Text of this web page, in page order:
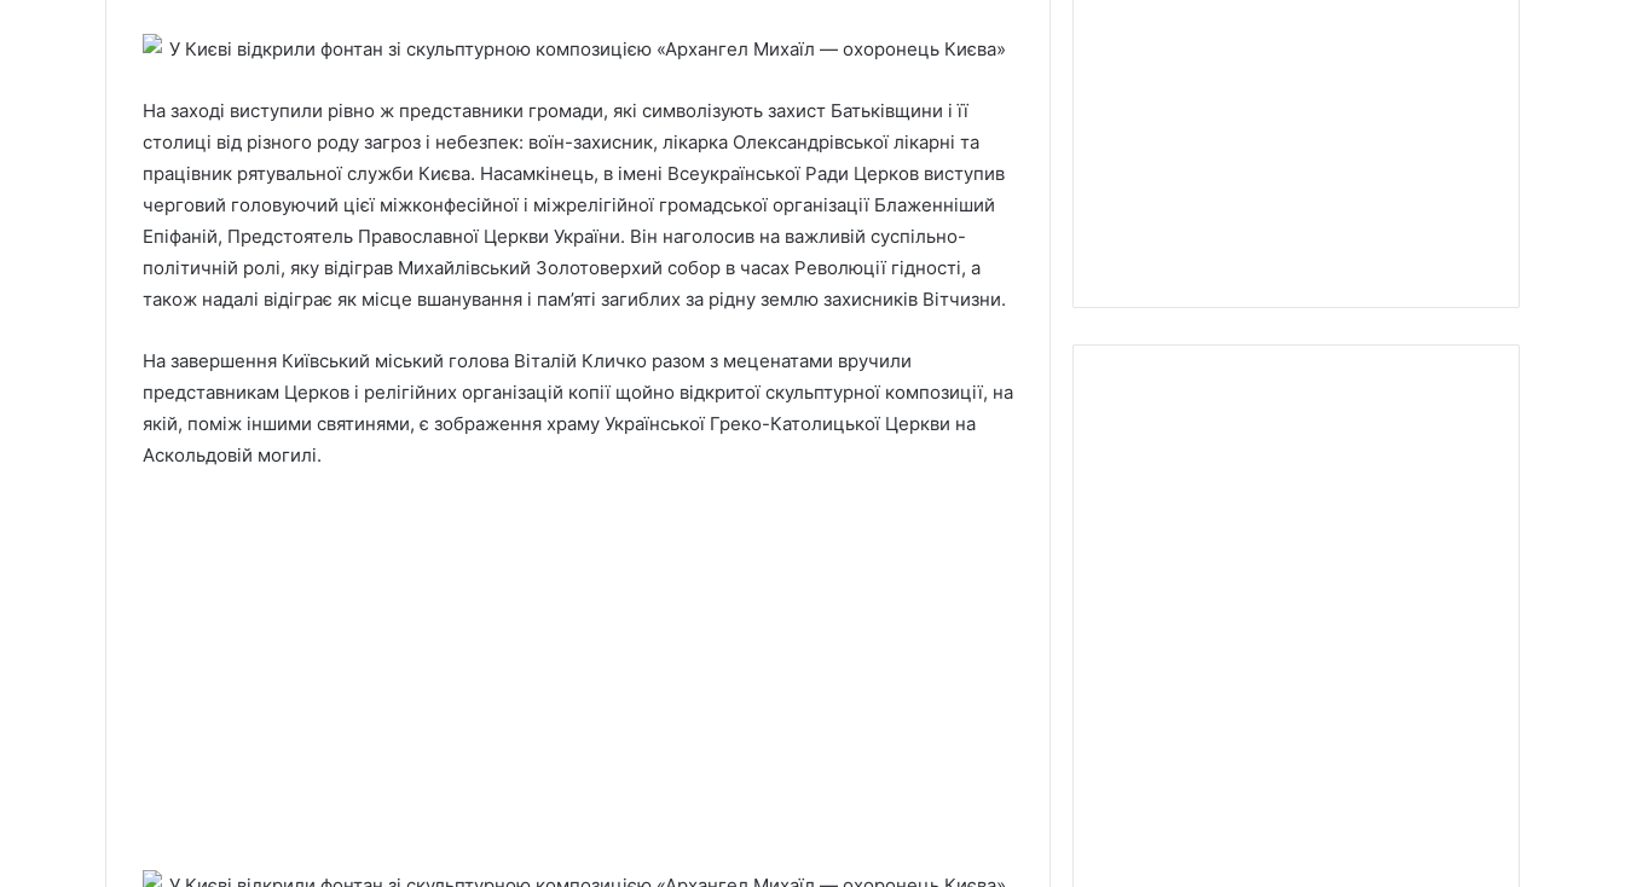
На заході виступили рівно ж представники громади, які символізують захист Батьківщини і її
столиці від різного роду загроз і небезпек: воїн-захисник, лікарка Олександрівської лікарні та
працівник рятувальної служби Києва. Насамкінець, в імені Всеукраїнської Ради Церков виступив
черговий головуючий цієї міжконфесійної і міжрелігійної громадської організації Блаженніший
Епіфаній, Предстоятель Православної Церкви України. Він наголосив на важливій суспільно-
політичній ролі, яку відіграв Михайлівський Золотоверхий собор в часах Революції гідності, а
також надалі відіграє як місце вшанування і пам’яті загиблих за рідну землю захисників Вітчизни.
На завершення Київський міський голова Віталій Кличко разом з меценатами вручили
представникам Церков і релігійних організацій копії щойно відкритої скульптурної композиції, на
якій, поміж іншими святинями, є зображення храму Української Греко-Католицької Церкви на
Аскольдовій могилі.